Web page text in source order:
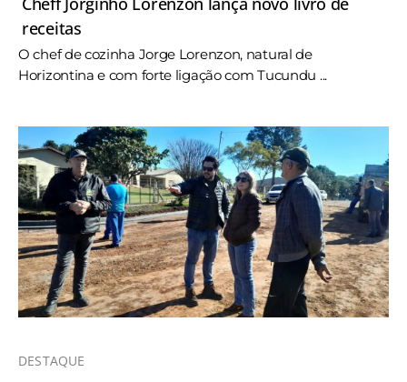
receitas
O chef de cozinha Jorge Lorenzon, natural de
Horizontina e com forte ligação com Tucundu ...
DESTAQUE